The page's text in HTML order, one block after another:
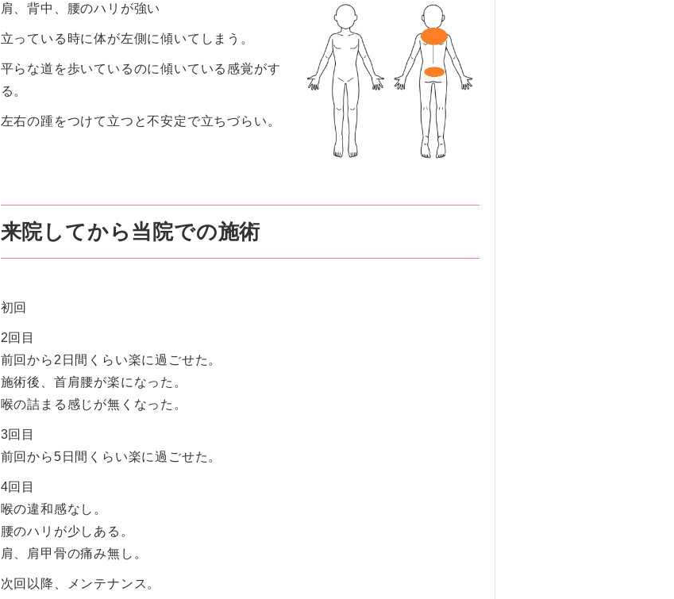
肩、背中、腰のハリが強い
立っている時に体が左側に傾いてしまう。
平らな道を歩いているのに傾いている感覚がす
る。
左右の踵をつけて立つと不安定で立ちづらい。
来院してから当院での施術
初回
2回目
前回から2日間くらい楽に過ごせた。
施術後、首肩腰が楽になった。
喉の詰まる感じが無くなった。
3回目
前回から5日間くらい楽に過ごせた。
4回目
喉の違和感なし。
腰のハリが少しある。
肩、肩甲骨の痛み無し。
次回以降、メンテナンス。